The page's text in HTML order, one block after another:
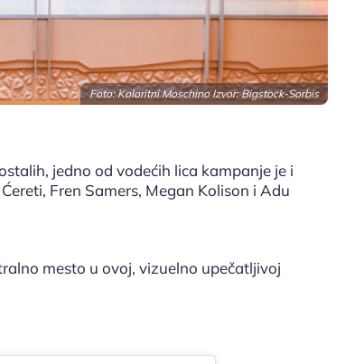
Foto: Koloritni Moschino Izvor:Bigstock-Sorbis
jedno od vodećih lica kampanje je i
Fren Samers, Megan Kolison i Adu
mesto u ovoj, vizuelno upečatljivoj